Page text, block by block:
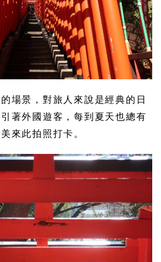
場景，對旅人來說是經典的日
著外國遊客，每到夏天也總有
來此拍照打卡。